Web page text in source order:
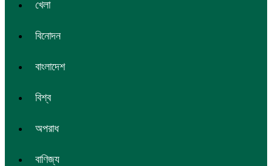
খেলা
বিনোদন
বাংলাদেশ
বিশ্ব
অপরাধ
বাণিজ্য